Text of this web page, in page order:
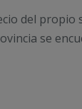
del
se